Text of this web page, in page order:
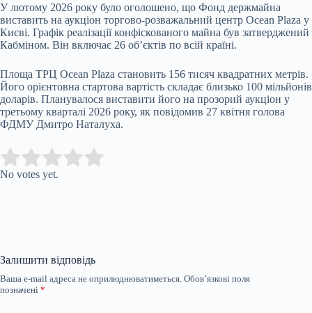
У лютому 2026 року було оголошено, що Фонд держмайна
виставить на аукціон торгово-розважальний центр Ocean Plaza у
Києві. Графік реалізації конфіскованого майна був затверджений
Кабміном. Він включає 26 об’єктів по всій країні.
Площа ТРЦ Ocean Plaza становить 156 тисяч квадратних метрів.
Його орієнтовна стартова вартість складає близько 100 мільйонів
доларів. Планувалося виставити його на прозорий аукціон у
третьому кварталі 2026 року, як повідомив 27 квітня голова
ФДМУ Дмитро Наталуха.
Rate this item:
No votes yet.
Залишити відповідь
Ваша e-mail адреса не оприлюднюватиметься. Обов’язкові поля
позначені *